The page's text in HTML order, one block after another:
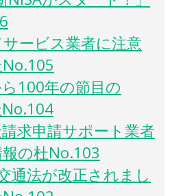
サービス業者に注意
ら100年の節目の
請求申請サポート業者
の杜No.103
通法が改正されまし